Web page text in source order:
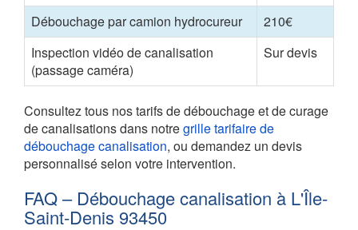
Débouchage par camion hydrocureur
210€
Inspection vidéo de canalisation
(passage caméra)
Sur devis
Consultez tous nos tarifs de débouchage et de curage
de canalisations dans notregrille tarifaire de
débouchage canalisation, ou demandez un devis
personnalisé selon votre intervention.
FAQ – Débouchage canalisation à L'Île-
Saint-Denis 93450